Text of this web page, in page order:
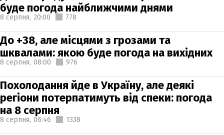
буде погода найближчими днями
8 серпня, 20:00 778
До +38, але місцями з грозами та
шквалами: якою буде погода на вихідних
8 серпня, 08:00 976
Похолодання йде в Україну, але деякі
регіони потерпатимуть від спеки: погода
на 8 серпня
8 серпня, 06:46 1338